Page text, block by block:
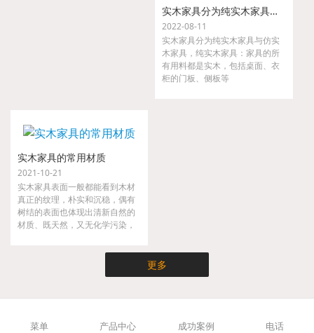
实木家具分为纯实木家具与仿实木家具
2022-08-11
实木家具分为纯实木家具与仿实
木家具，纯实木家具：家具的所
有用料都是实木，包括桌面、衣
柜的门板、侧板等
实木家具的常用材质
2021-10-21
实木家具表面一般都能看到木材
真正的纹理，朴实和沉稳，偶有
树结的表面也体现出清新自然的
材质、既天然，又无化学污染，
现代都市人崇尚大自然的家具。
更多
菜单 产品中心 成功案例 电话